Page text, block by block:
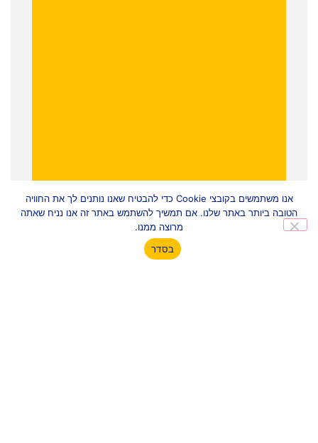
אנו משתמשים בקובצי Cookie כדי להבטיח שאנו נותנים לך את החוויה
הטובה ביותר באתר שלנו. אם תמשיך להשתמש באתר זה אנו נניח שאתה
מרוצה ממנו.
בסדר